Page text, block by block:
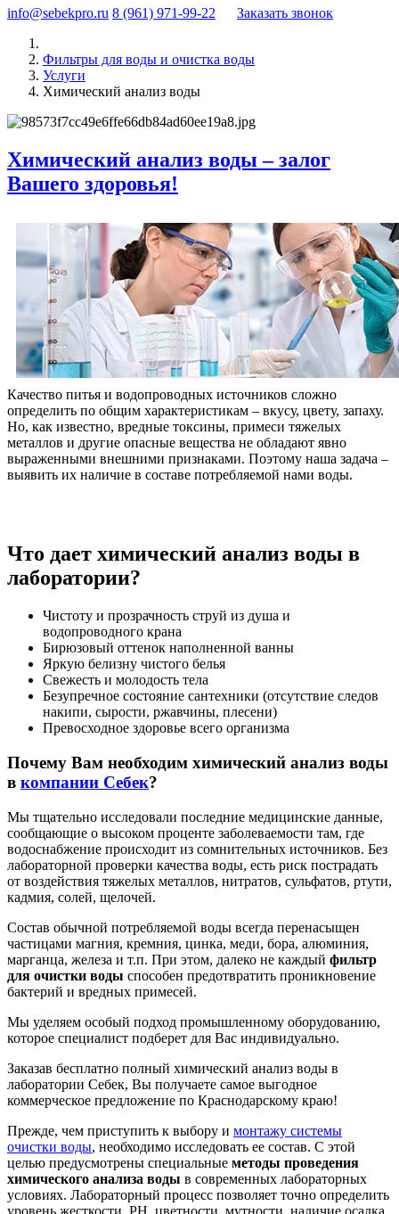
info@sebekpro.ru 8 (961) 971-99-22 Заказать звонок
Фильтры для воды и очистка воды
Услуги
Химический анализ воды
Химический анализ воды – залог
Вашего здоровья!
Качество питья и водопроводных источников сложно
определить по общим характеристикам – вкусу, цвету, запаху.
Но, как известно, вредные токсины, примеси тяжелых
металлов и другие опасные вещества не обладают явно
выраженными внешними признаками. Поэтому наша задача –
выявить их наличие в составе потребляемой нами воды.
Что дает химический анализ воды в
лаборатории?
Чистоту и прозрачность струй из душа и
водопроводного крана
Бирюзовый оттенок наполненной ванны
Яркую белизну чистого белья
Свежесть и молодость тела
Безупречное состояние сантехники (отсутствие следов
накипи, сырости, ржавчины, плесени)
Превосходное здоровье всего организма
Почему Вам необходим химический анализ воды
в компании Себек?
Мы тщательно исследовали последние медицинские данные,
сообщающие о высоком проценте заболеваемости там, где
водоснабжение происходит из сомнительных источников. Без
лабораторной проверки качества воды, есть риск пострадать
от воздействия тяжелых металлов, нитратов, сульфатов, ртути,
кадмия, солей, щелочей.
Состав обычной потребляемой воды всегда перенасыщен
частицами магния, кремния, цинка, меди, бора, алюминия,
марганца, железа и т.п. При этом, далеко не каждый фильтр
для очистки воды способен предотвратить проникновение
бактерий и вредных примесей.
Мы уделяем особый подход промышленному оборудованию,
которое специалист подберет для Вас индивидуально.
Заказав бесплатно полный химический анализ воды в
лаборатории Себек, Вы получаете самое выгодное
коммерческое предложение по Краснодарскому краю!
Прежде, чем приступить к выбору и монтажу системы
очистки воды, необходимо исследовать ее состав. С этой
целью предусмотрены специальные методы проведения
химического анализа воды в современных лабораторных
условиях. Лабораторный процесс позволяет точно определить
уровень жесткости, PH, цветности, мутности, наличие осадка,